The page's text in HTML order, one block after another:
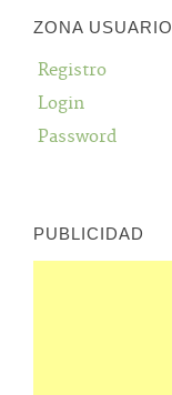
ZONA USUARIO
Registro
Login
Password
PUBLICIDAD